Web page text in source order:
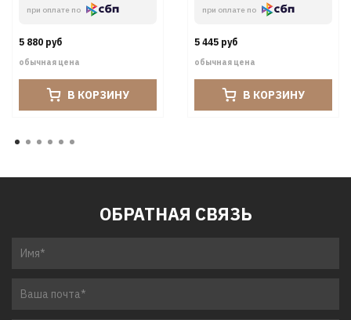
при оплате по
5 880 руб
обычная цена
В КОРЗИНУ
при оплате по
5 445 руб
обычная цена
В КОРЗИНУ
ОБРАТНАЯ СВЯЗЬ